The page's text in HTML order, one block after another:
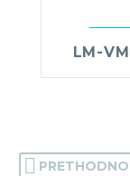
LM-
PRETHODNO